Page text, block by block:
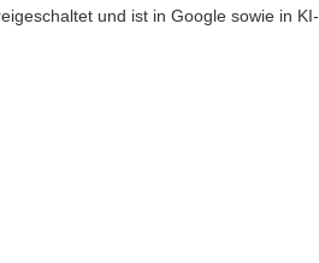
und ist in Google sowie in KI-